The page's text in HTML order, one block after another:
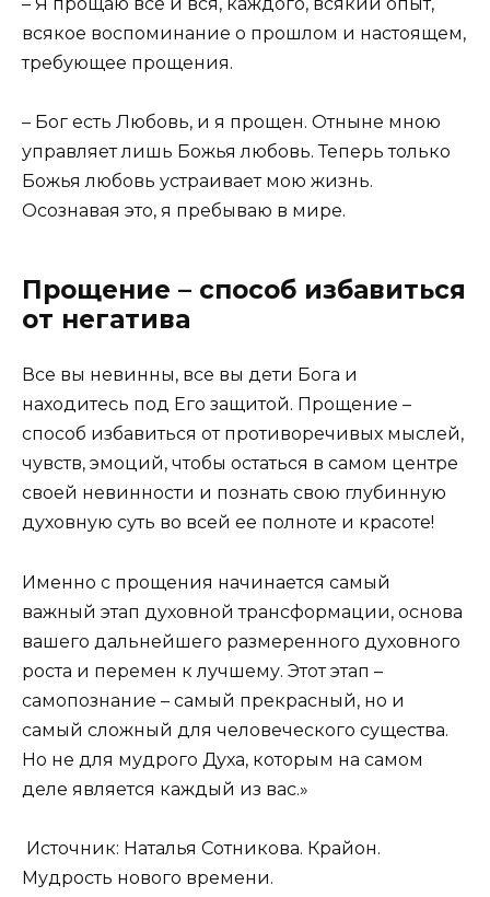
всякое воспоминание о прошлом и настоящем,
требующее прощения.
– Бог есть Любовь, и я прощен. Отныне мною
управляет лишь Божья любовь. Теперь только
Божья любовь устраивает мою жизнь.
Осознавая это, я пребываю в мире.
Прощение – способ избавиться
от негатива
Все вы невинны, все вы дети Бога и
находитесь под Его защитой. Прощение –
способ избавиться от противоречивых мыслей,
чувств, эмоций, чтобы остаться в самом центре
своей невинности и познать свою глубинную
духовную суть во всей ее полноте и красоте!
Именно с прощения начинается самый
важный этап духовной трансформации, основа
вашего дальнейшего размеренного духовного
роста и перемен к лучшему. Этот этап –
самопознание – самый прекрасный, но и
самый сложный для человеческого существа.
Но не для мудрого Духа, которым на самом
деле является каждый из вас.»
Источник: Наталья Сотникова. Крайон.
Мудрость нового времени.